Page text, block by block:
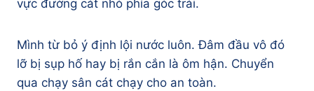
vực đường cát nhỏ phía góc trái.
Mình từ bỏ ý định lội nước luôn. Đâm đầu vô đó
lỡ bị sụp hố hay bị rắn cắn là ôm hận. Chuyển
qua chạy sân cát chạy cho an toàn.